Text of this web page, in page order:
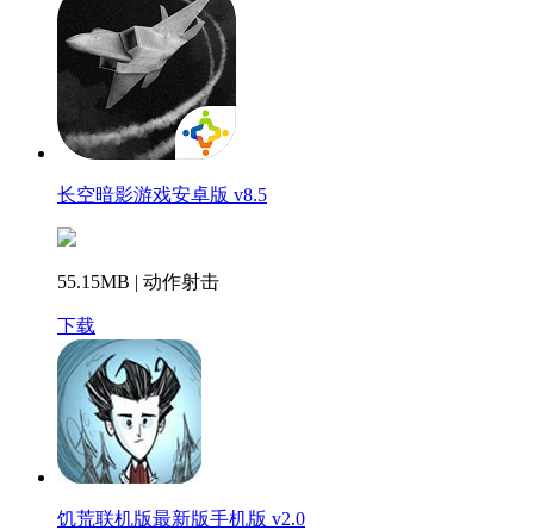
长空暗影游戏安卓版 v8.5
55.15MB | 动作射击
下载
饥荒联机版最新版手机版 v2.0